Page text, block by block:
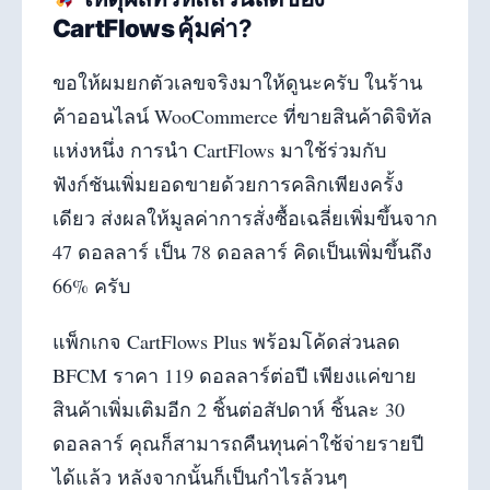
CartFlows คุ้มค่า?
ขอให้ผมยกตัวเลขจริงมาให้ดูนะครับ ในร้าน
ค้าออนไลน์ WooCommerce ที่ขายสินค้าดิจิทัล
แห่งหนึ่ง การนำ CartFlows มาใช้ร่วมกับ
ฟังก์ชันเพิ่มยอดขายด้วยการคลิกเพียงครั้ง
เดียว ส่งผลให้มูลค่าการสั่งซื้อเฉลี่ยเพิ่มขึ้นจาก
47 ดอลลาร์ เป็น 78 ดอลลาร์ คิดเป็นเพิ่มขึ้นถึง
66% ครับ
แพ็กเกจ CartFlows Plus พร้อมโค้ดส่วนลด
BFCM ราคา 119 ดอลลาร์ต่อปี เพียงแค่ขาย
สินค้าเพิ่มเติมอีก 2 ชิ้นต่อสัปดาห์ ชิ้นละ 30
ดอลลาร์ คุณก็สามารถคืนทุนค่าใช้จ่ายรายปี
ได้แล้ว หลังจากนั้นก็เป็นกำไรล้วนๆ